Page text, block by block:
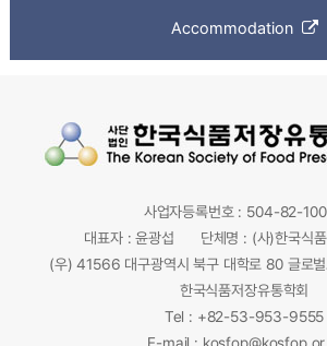
Accommodation
사업자등록번호 : 504-82-
대표자 : 윤광섭
단체명 : (사)한국식
(우) 41566 대구광역시 북구 대학로 80 글로
한국식품저장유통학회
Tel : +82-53-953-9555